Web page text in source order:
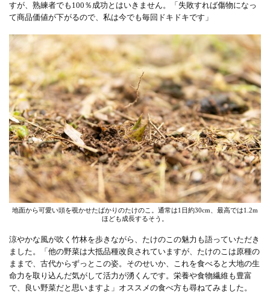
すが、熟練者でも100％成功とはいきません。「失敗すれば傷物になっ
て商品価値が下がるので、私は今でも毎回ドキドキです」
地面から可愛い頭を覗かせたばかりのたけのこ。通常は1日約30cm、最高では1.2m
ほども成長するそう。
涼やかな風が吹く竹林を歩きながら、たけのこの魅力も語っていただき
ました。「他の野菜は大抵品種改良されていますが、たけのこは原種の
ままで、古代からずっとこの姿。そのせいか、これを食べると大地の生
命力を取り込んだ気がして活力が湧くんです。栄養や食物繊維も豊富
で、良い野菜だと思いますよ」オススメの食べ方も尋ねてみました。